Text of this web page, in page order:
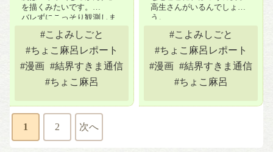
を描くみたいです。
バレずにこっそり観測しま
#こよみしごと
#ちょこ麻呂レポート
#漫画 #結界すきま通信
#ちょこ麻呂
高生さんがいるんでしょ
う。
#こよみしごと
#ちょこ麻呂レポート
#漫画 #結界すきま通信
#ちょこ麻呂
1 2 次へ